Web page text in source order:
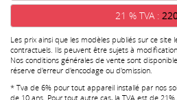
21 % TVA :
Les prix ainsi que les modèles publiés sur ce site
contractuels. Ils peuvent être sujets à
Nos conditions générales de vente sont
réserve d'erreur d'encodage ou d'omission.
* Tva de 6% pour tout appareil installé par nos
de 10 ans. Pour tout autre cas, la TVA est de 21%.